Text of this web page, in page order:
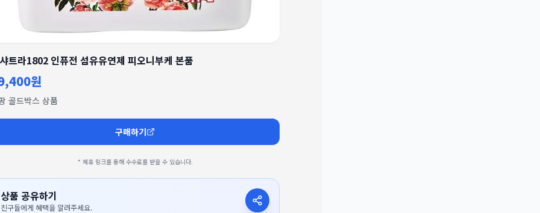
트라1802 인퓨전 섬유유연제 피오니부케 본품
원
골드박스 상품
구매하기
* 제휴 링크를 통해 수수료를 받을 수 있습니다.
상품 공유하기
친구들에게 혜택을 알려주세요.